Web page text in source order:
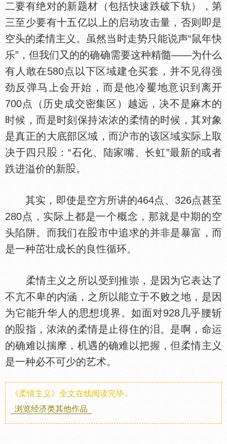
二要有绝对的新题材（包括快速跌破下轨），第
三至少要有十五亿以上的启动攻击量，否则即是
空头的柔情主义。虽然当时走势只能说声“鼠年快
乐”，但我们又的的确确需要这种精髓——为什么
有人敢在580点以下区域建仓买套，并不见得强
劲反弹马上会开始，而是他冷矍地意识到离开
700点（历史成交密集区）越远，决不是麻木的
时候，而是时刻保持浓浓的柔情的时候，其对象
是真正的大底部区域，而沪市的该区域实际上取
决于四只
：“石化、陆家嘴、长虹”最新的或者
跌进溢价的新
。
其实，即使是空方所讲的464点、326点甚至
280点，实际上都是一个概念，那就是中期的空
头陷阱。而我们在
市中追求的并非是暴富，而
是一种茁壮成长的良
循环。
柔情主义之所以受到推崇，是因为它表达了
不亢不卑的内涵，之所以能立于不败之地，是因
为它能升华人的思想境界。如面对928几乎腰斩
的
指，浓浓的柔情是止得住的泪。是啊，命运
的确难以揣摩，机遇的确难以把握，但柔情主义
是一种必不可少的艺术。
《柔情主义》全文在线阅读完毕..
浏览经济类其他作品